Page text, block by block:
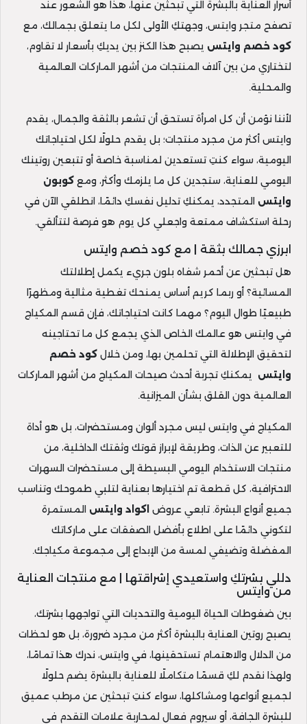
أسرار العناية بالبشرة التي تبحثين عنها، هذا هو الشعور عند
تصفح متجر وايتس، وجهتكِ الأولى لكل ما يتعلق بجمالك، مع
كود خصم وايتس يصبح هذا الكنز بين يديكِ بأسعار لا تقاوم،
لتختاري من بين آلاف المنتجات من أشهر الماركات العالمية
والمحلية.
لأننا نؤمن أن كل امرأة تستحق أن تشعر بالثقة والجمال، يقدم
وايتس أكثر من مجرد منتجات؛ بل يقدم حلولًا لكل احتياجاتك
اليومية، سواء كنتِ تستعدين لمناسبة خاصة أو تتبعين روتينك
اليومي للعناية، ستجدين كل ما يلزمك وأكثر، ومع كوبون
وايتس المتجدد، يمكنكِ تدليل نفسكِ دائمًا، انطلقي الآن في
رحلة استكشاف ممتعة واجعلي كل يوم هو فرصة لتتألقي.
ابرزي جمالك بثقة | مع كود خصم وايتس
هل تبحثين عن أحمر شفاه بلون جريء يكمل إطلالتك
المسائية؟ أو ربما كريم أساس يمنحك تغطية مثالية ومظهرًا
طبيعيًا طوال اليوم؟ مهما كانت احتياجاتك، فإن قسم المكياج
في وايتس هو عالمك الخاص الذي يجمع كل ما تحتاجينه
لتحقيق الإطلالة التي تحلمين بها، ومن خلال كود خصم
وايتس يمكنكِ تجربة أحدث صيحات المكياج من أشهر الماركات
العالمية دون القلق بشأن الميزانية.
المكياج في وايتس ليس مجرد ألوان ومستحضرات، بل هو أداة
للتعبير عن الذات، وطريقة لإبراز قوتك وثقتك الداخلية، من
منتجات الاستخدام اليومي البسيطة إلى مستحضرات السهرات
الاحترافية، كل قطعة تم اختيارها بعناية لتلبي طموحك وتناسب
جميع أنواع البشرة. تابعي عروض اكواد وايتس المستمرة
لتكوني دائمًا على اطلاع بأفضل الصفقات على ماركاتك
المفضلة وتضيفي لمسة من الإبداع إلى مجموعة مكياجك.
دللي بشرتكِ واستعيدي إشراقتها | مع منتجات العناية
من وايتس
بين ضغوطات الحياة اليومية والتحديات التي تواجهها بشرتك،
يصبح روتين العناية بالبشرة أكثر من مجرد ضرورة، بل هو لحظات
من الدلال والاهتمام تستحقينها، في وايتس، ندرك هذا تمامًا،
ولهذا نقدم لكِ قسمًا متكاملًا للعناية بالبشرة يضم حلولًا
لجميع أنواعها ومشاكلها، سواء كنتِ تبحثين عن مرطب عميق
للبشرة الجافة، أو سيروم فعال لمحاربة علامات التقدم في